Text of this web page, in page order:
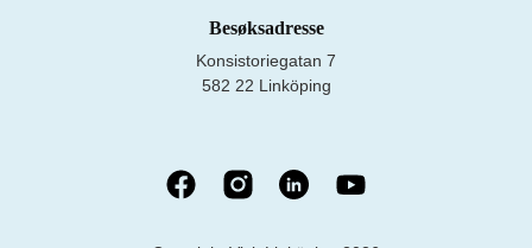
Besøksadresse
Konsistoriegatan 7
582 22 Linköping